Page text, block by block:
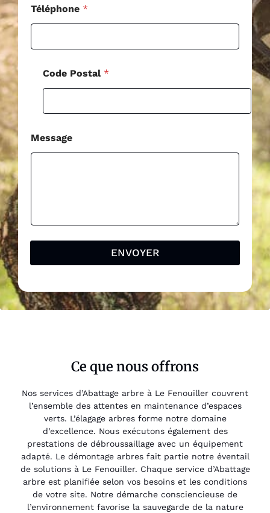
Téléphone *
s
a
g
*
Code Postal *
Message
ENVOYER
Ce que nous offrons
Nos services d’Abattage arbre à Le Fenouiller couvrent
l’ensemble des attentes en maintenance d’espaces
verts. L’élagage arbres forme notre domaine
d’excellence. Nous exécutons également des
prestations de débroussaillage avec un équipement
adapté. Le démontage arbres fait partie notre éventail
de solutions à Le Fenouiller. Chaque service d’Abattage
arbre est planifiée selon vos besoins et les conditions
de votre site. Notre démarche consciencieuse de
l’environnement favorise la sauvegarde de la nature